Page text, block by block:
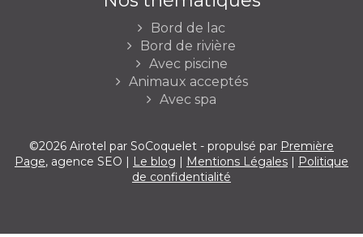
Bord de lac
Bord de rivière
Avec piscine
Animaux acceptés
Avec spa
©2026 Airotel par SoCoquelet - propulsé par Première
Page, agence SEO | Le blog Mentions Légales
Politique
de confidentialité